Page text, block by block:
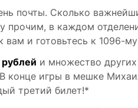
почты. Сколько
в каждом
вам и готовьтесь к 1096-
и множество
конце игры в мешке
третий билет!*